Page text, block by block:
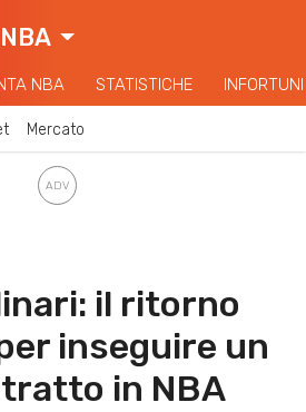
NBA
NBA STATISTICHE INFORTUNI
Mercato
il ritorno
inseguire un
in NBA